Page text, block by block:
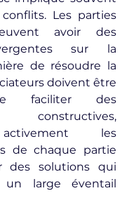
Les parties
avoir des
sur la
de résoudre la
doivent être
faciliter des
constructives,
les
de chaque partie
des solutions qui
large éventail